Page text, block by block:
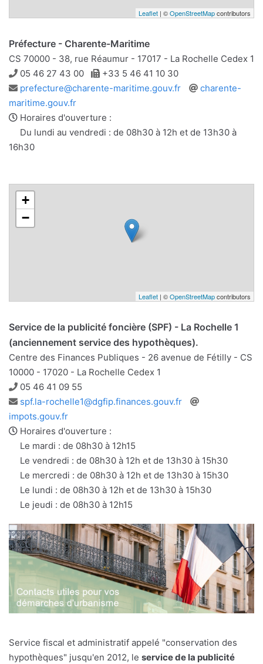
Leaflet | ©OpenStreetMapcontributors
Préfecture - Charente-Maritime
CS 70000 - 38, rue Réaumur - 17017 - La Rochelle Cedex 1
Téléphone
05 46 27 43 00 Télécopie
+33 5 46 41 10 30
Adresse
e-
mail
prefecture@charente-maritime.gouv.fr
Site
charente-
maritime.gouv.fr
Horaires d'ouverture :
Du lundi au vendredi : de 08h30 à 12h et de 13h30 à
16h30
+
−
Leaflet | ©OpenStreetMapcontributors
Service de la publicité foncière (SPF) - La Rochelle 1
(anciennement service des hypothèques).
Centre des Finances Publiques - 26 avenue de Fétilly - CS
10000 - 17020 - La Rochelle Cedex 1
Téléphone
05 46 41 09 55
Adresse
e-
mail
spf.la-rochelle1@dgfip.finances.gouv.fr
impots.gouv.fr
Horaires d'ouverture :
Le mardi : de 08h30 à 12h15
Le vendredi : de 08h30 à 12h et de 13h30 à 15h30
Le mercredi : de 08h30 à 12h et de 13h30 à 15h30
Le lundi : de 08h30 à 12h et de 13h30 à 15h30
Le jeudi : de 08h30 à 12h15
Service fiscal et administratif appelé "conservation des
hypothèques" jusqu'en 2012, le service de la publicité